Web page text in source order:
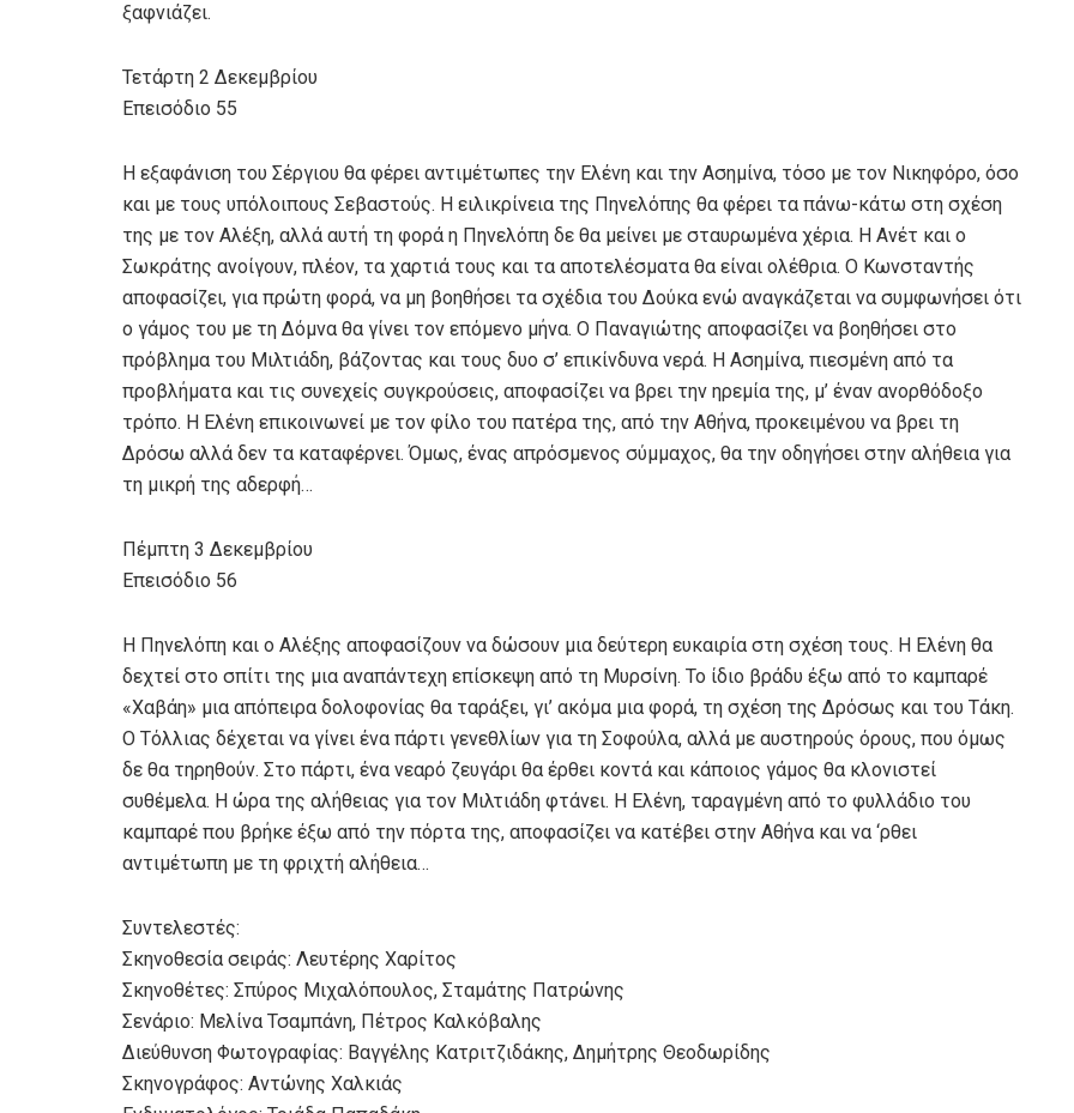
ξαφνιάζει.
Τετάρτη 2 Δεκεμβρίου
Επεισόδιο 55
Η εξαφάνιση του Σέργιου θα φέρει αντιμέτωπες την Ελένη και την Ασημίνα, τόσο με τον Νικηφόρο, όσο
και με τους υπόλοιπους Σεβαστούς. Η ειλικρίνεια της Πηνελόπης θα φέρει τα πάνω-κάτω στη σχέση
της με τον Αλέξη, αλλά αυτή τη φορά η Πηνελόπη δε θα μείνει με σταυρωμένα χέρια. Η Ανέτ και ο
Σωκράτης ανοίγουν, πλέον, τα χαρτιά τους και τα αποτελέσματα θα είναι ολέθρια. Ο Κωνσταντής
αποφασίζει, για πρώτη φορά, να μη βοηθήσει τα σχέδια του Δούκα ενώ αναγκάζεται να συμφωνήσει ότι
ο γάμος του με τη Δόμνα θα γίνει τον επόμενο μήνα. Ο Παναγιώτης αποφασίζει να βοηθήσει στο
πρόβλημα του Μιλτιάδη, βάζοντας και τους δυο σ’ επικίνδυνα νερά. Η Ασημίνα, πιεσμένη από τα
προβλήματα και τις συνεχείς συγκρούσεις, αποφασίζει να βρει την ηρεμία της, μ’ έναν ανορθόδοξο
τρόπο. Η Ελένη επικοινωνεί με τον φίλο του πατέρα της, από την Αθήνα, προκειμένου να βρει τη
Δρόσω αλλά δεν τα καταφέρνει. Όμως, ένας απρόσμενος σύμμαχος, θα την οδηγήσει στην αλήθεια για
τη μικρή της αδερφή…
Πέμπτη 3 Δεκεμβρίου
Επεισόδιο 56
Η Πηνελόπη και ο Αλέξης αποφασίζουν να δώσουν μια δεύτερη ευκαιρία στη σχέση τους. Η Ελένη θα
δεχτεί στο σπίτι της μια αναπάντεχη επίσκεψη από τη Μυρσίνη. Το ίδιο βράδυ έξω από το καμπαρέ
«Χαβάη» μια απόπειρα δολοφονίας θα ταράξει, γι’ ακόμα μια φορά, τη σχέση της Δρόσως και του Τάκη.
Ο Τόλλιας δέχεται να γίνει ένα πάρτι γενεθλίων για τη Σοφούλα, αλλά με αυστηρούς όρους, που όμως
δε θα τηρηθούν. Στο πάρτι, ένα νεαρό ζευγάρι θα έρθει κοντά και κάποιος γάμος θα κλονιστεί
συθέμελα. Η ώρα της αλήθειας για τον Μιλτιάδη φτάνει. Η Ελένη, ταραγμένη από το φυλλάδιο του
καμπαρέ που βρήκε έξω από την πόρτα της, αποφασίζει να κατέβει στην Αθήνα και να ‘ρθει
αντιμέτωπη με τη φριχτή αλήθεια…
Συντελεστές:
Σκηνοθεσία σειράς: Λευτέρης Χαρίτος
Σκηνοθέτες: Σπύρος Μιχαλόπουλος, Σταμάτης Πατρώνης
Σενάριο: Μελίνα Τσαμπάνη, Πέτρος Καλκόβαλης
Διεύθυνση Φωτογραφίας: Βαγγέλης Κατριτζιδάκης, Δημήτρης Θεοδωρίδης
Σκηνογράφος: Αντώνης Χαλκιάς